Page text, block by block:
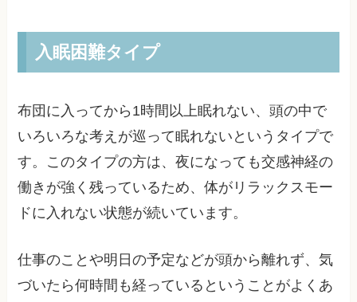
入眠困難タイプ
布団に入ってから1時間以上眠れない、頭の中で
いろいろな考えが巡って眠れないというタイプで
す。このタイプの方は、夜になっても交感神経の
働きが強く残っているため、体がリラックスモー
ドに入れない状態が続いています。
仕事のことや明日の予定などが頭から離れず、気
づいたら何時間も経っているということがよくあ